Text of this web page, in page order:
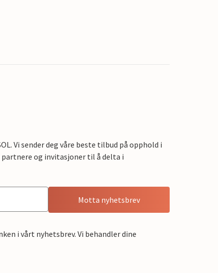
Vi sender deg våre beste tilbud på opphold i
og invitasjoner til å delta i
Motta nyhetsbrev
i vårt nyhetsbrev. Vi behandler dine